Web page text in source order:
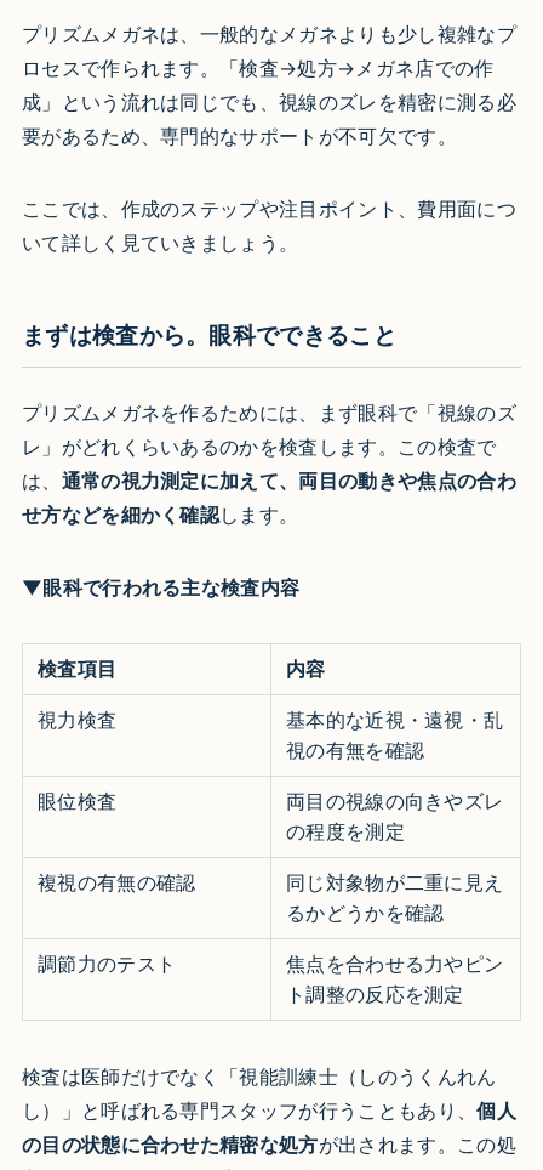
プリズムメガネは、一般的なメガネよりも少し複雑なプ
ロセスで作られます。「検査→処方→メガネ店での作
成」という流れは同じでも、視線のズレを精密に測る必
要があるため、専門的なサポートが不可欠です。
ここでは、作成のステップや注目ポイント、費用面につ
いて詳しく見ていきましょう。
まずは検査から。眼科でできること
プリズムメガネを作るためには、まず眼科で「視線のズ
レ」がどれくらいあるのかを検査します。この検査で
は、 通常の視力測定に加えて、両目の動きや焦点の合わ
せ方などを細かく確認します。
▼眼科で行われる主な検査内容
検査項目 内容
視力検査
基本的な近視・遠視・乱
視の有無を確認
眼位検査
両目の視線の向きやズレ
の程度を測定
複視の有無の確認
同じ対象物が二重に見え
るかどうかを確認
調節力のテスト
焦点を合わせる力やピン
ト調整の反応を測定
検査は医師だけでなく「視能訓練士（しのうくんれん
し）」と呼ばれる専門スタッフが行うこともあり、個人
の目の状態に合わせた精密な処方が出されます。この処